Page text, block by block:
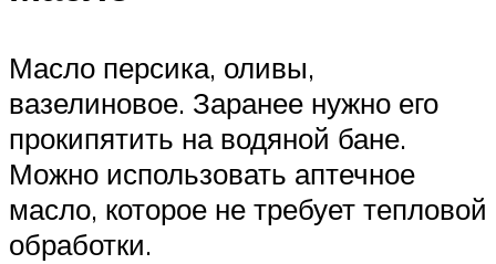
Масло персика, оливы,
вазелиновое. Заранее нужно его
прокипятить на водяной бане.
Можно использовать аптечное
масло, которое не требует тепловой
обработки.